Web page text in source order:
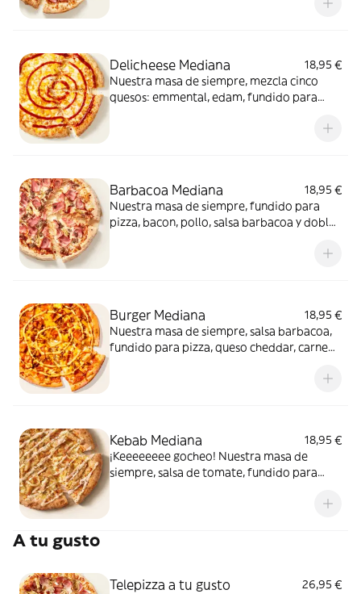
Delicheese Mediana
18,95 €
Nuestra masa de siempre, mezcla cinco
quesos: emmental, edam, fundido para
confitado y orégano. El festival de queso
Barbacoa Mediana
18,95 €
Nuestra masa de siempre, fundido para
pizza, bacon, pollo, salsa barbacoa y doble
Burger Mediana
18,95 €
Nuestra masa de siempre, salsa barbacoa,
fundido para pizza, queso cheddar, carne
Kebab Mediana
18,95 €
¡Keeeeeeee gocheo! Nuestra masa de
siempre, salsa de tomate, fundido para
A tu gusto
Telepizza a tu gusto
26,95 €